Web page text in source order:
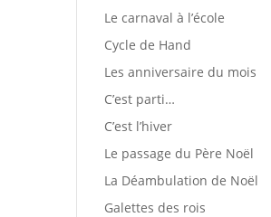
Le carnaval à l’école
Cycle de Hand
Les anniversaire du mois
C’est parti…
C’est l’hiver
Le passage du Père Noël
La Déambulation de Noël
Galettes des rois